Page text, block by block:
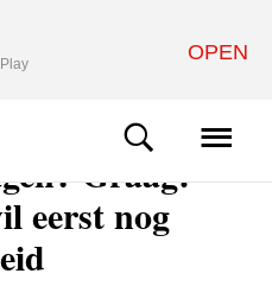
Graag!
eerst nog
OPEN